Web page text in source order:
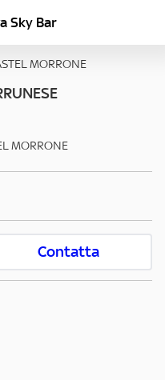
Sky Bar
MORRONE
MORRONE
Contatta